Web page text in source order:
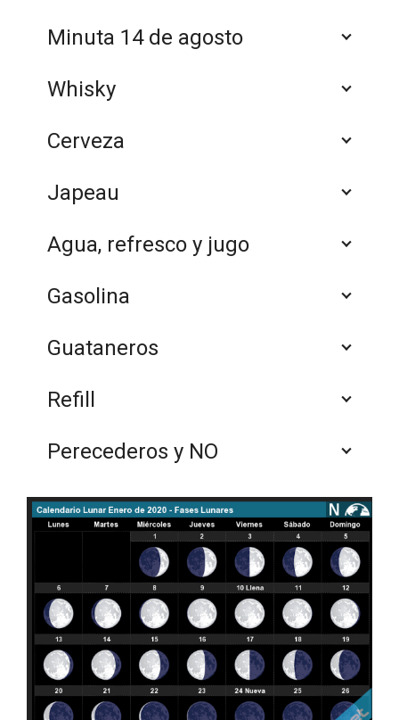
Minuta 14 de agosto
Whisky
Cerveza
Japeau
Agua, refresco y jugo
Gasolina
Guataneros
Refill
Perecederos y NO